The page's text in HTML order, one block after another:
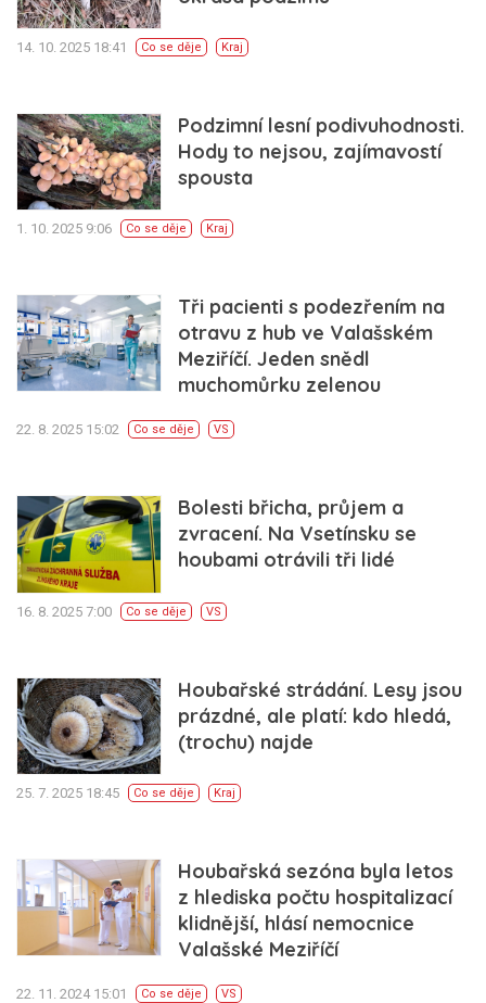
14. 10. 2025 18:41 Co se děje Kraj
Podzimní lesní podivuhodnosti.
Hody to nejsou, zajímavostí
spousta
1. 10. 2025 9:06 Co se děje Kraj
Tři pacienti s podezřením na
otravu z hub ve Valašském
Meziříčí. Jeden snědl
muchomůrku zelenou
22. 8. 2025 15:02 Co se děje VS
Bolesti břicha, průjem a
zvracení. Na Vsetínsku se
houbami otrávili tři lidé
16. 8. 2025 7:00 Co se děje VS
Houbařské strádání. Lesy jsou
prázdné, ale platí: kdo hledá,
(trochu) najde
25. 7. 2025 18:45 Co se děje Kraj
Houbařská sezóna byla letos
z hlediska počtu hospitalizací
klidnější, hlásí nemocnice
Valašské Meziříčí
22. 11. 2024 15:01 Co se děje VS